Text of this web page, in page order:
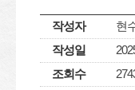
작성자
현
작성일
조회수